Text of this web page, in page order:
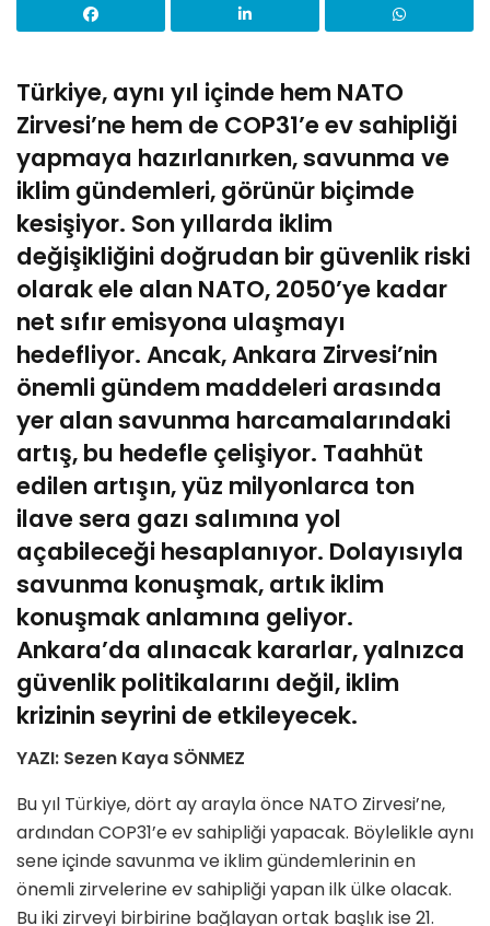
Türkiye, aynı yıl içinde hem NATO
Zirvesi’ne hem de COP31’e ev sahipliği
yapmaya hazırlanırken, savunma ve
iklim gündemleri, görünür biçimde
kesişiyor. Son yıllarda iklim
değişikliğini doğrudan bir güvenlik riski
olarak ele alan NATO, 2050’ye kadar
net sıfır emisyona ulaşmayı
hedefliyor. Ancak, Ankara Zirvesi’nin
önemli gündem maddeleri arasında
yer alan savunma harcamalarındaki
artış, bu hedefle çelişiyor. Taahhüt
edilen artışın, yüz milyonlarca ton
ilave sera gazı salımına yol
açabileceği hesaplanıyor. Dolayısıyla
savunma konuşmak, artık iklim
konuşmak anlamına geliyor.
Ankara’da alınacak kararlar, yalnızca
güvenlik politikalarını değil, iklim
krizinin seyrini de etkileyecek.
YAZI: Sezen Kaya SÖNMEZ
Bu yıl Türkiye, dört ay arayla önce NATO Zirvesi’ne,
ardından COP31’e ev sahipliği yapacak. Böylelikle aynı
sene içinde savunma ve iklim gündemlerinin en
önemli zirvelerine ev sahipliği yapan ilk ülke olacak.
Bu iki zirveyi birbirine bağlayan ortak başlık ise 21.